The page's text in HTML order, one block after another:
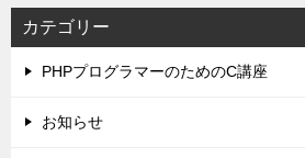
カテゴリー
PHPプログラマーのためのC講座
お知らせ